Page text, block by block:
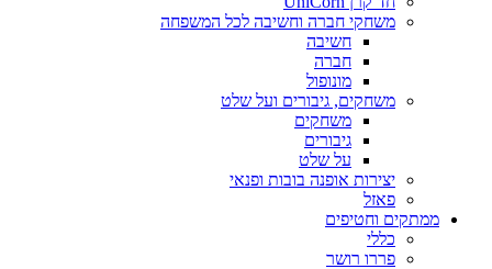
משחקי חברה וחשיבה לכל המשפחה
חשיבה
חברה
מונופול
משחקים, גיבורים ועל שלט
משחקים
גיבורים
על שלט
יצירות אופנה בובות ופנאי
פאזל
ממתקים וחטיפים
כללי
פררו רושר